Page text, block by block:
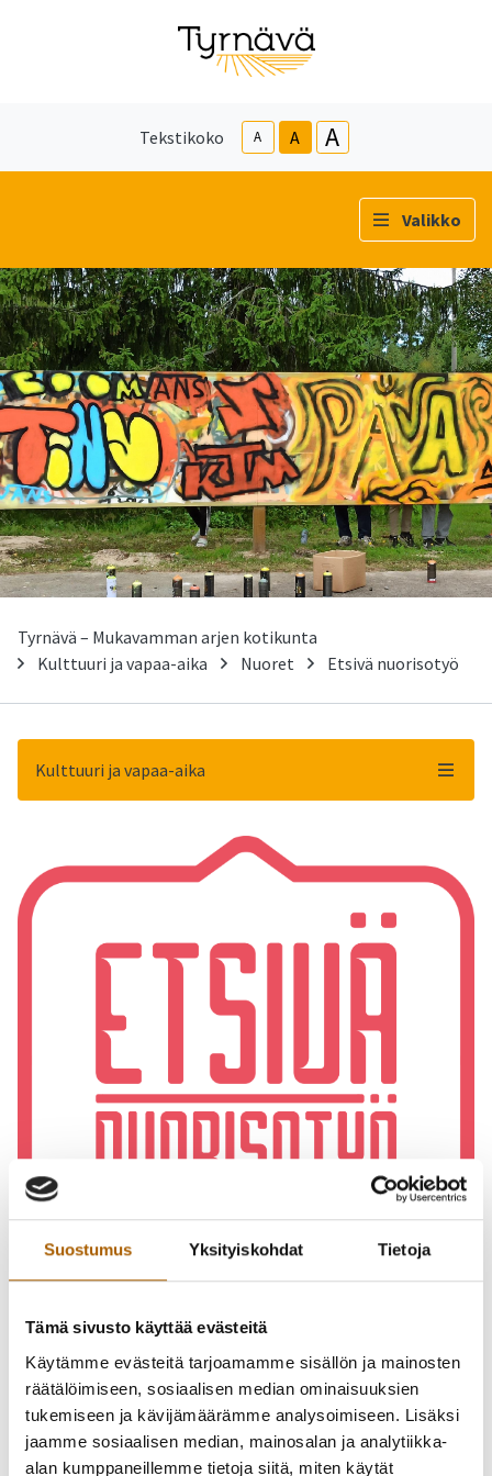
Suostumus Yksityiskohdat Tietoja
Tämä sivusto käyttää evästeitä
Käytämme evästeitä tarjoamamme sisällön ja mainosten
räätälöimiseen, sosiaalisen median ominaisuuksien
tukemiseen ja kävijämäärämme analysoimiseen. Lisäksi
jaamme sosiaalisen median, mainosalan ja analytiikka-
alan kumppaneillemme tietoja siitä, miten käytät
Tekstikoko A A A
Valikko
Tyrnävä – Mukavamman arjen kotikunta
Kulttuuri ja vapaa-aika
Nuoret Etsivä nuorisotyö
Kulttuuri ja vapaa-aika
Etsivä nuorisotyö on vapaaehtoinen ja maksuton palvelu
tyrnäväläisille alle 29-vuotiaille nuorille. Etsivä nuorisotyö
perustuu nuoren omilla ehdoilla etenemiseen ja
luottamukseen.